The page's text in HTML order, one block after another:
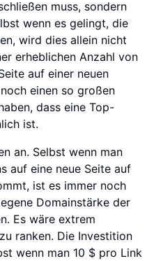
muss, sondern
wenn es gelingt, die
wird dies allein nicht
erheblichen Anzahl von
auf einer neuen
einen so großen
dass eine Top-
ist.
an. Selbst wenn man
auf eine neue Seite auf
ist es immer noch
Domainstärke der
Es wäre extrem
ranken. Die Investition
wenn man 10 $ pro Link